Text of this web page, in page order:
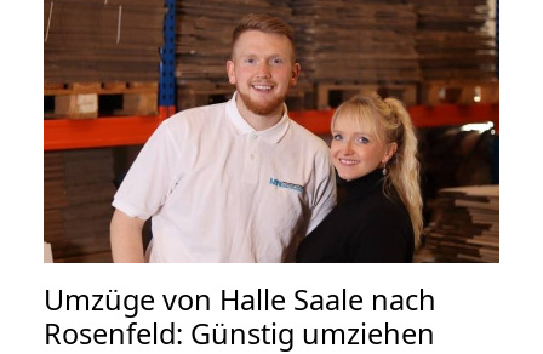
Umzüge von Halle Saale nach
Rosenfeld: Günstig umziehen